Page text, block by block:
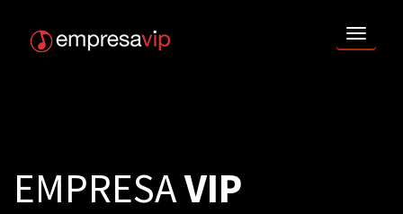
EMPRESAVIP